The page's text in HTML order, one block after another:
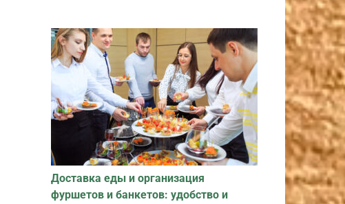
Доставка еды и организация
фуршетов и банкетов: удобство и